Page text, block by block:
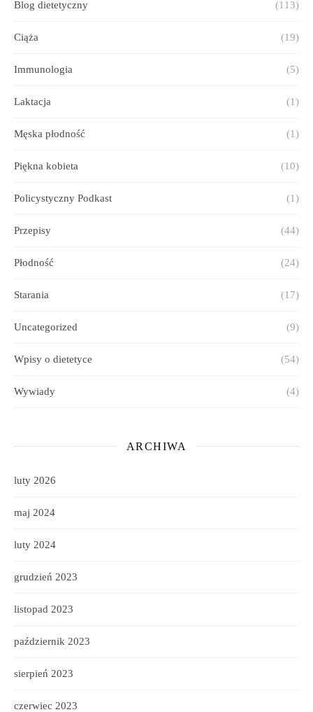
Blog dietetyczny (113)
Ciąża (19)
Immunologia (5)
Laktacja (1)
Męska płodność (1)
Piękna kobieta (10)
Policystyczny Podkast (1)
Przepisy (44)
Płodność (24)
Starania (17)
Uncategorized (9)
Wpisy o dietetyce (54)
Wywiady (4)
ARCHIWA
luty 2026
maj 2024
luty 2024
grudzień 2023
listopad 2023
październik 2023
sierpień 2023
czerwiec 2023